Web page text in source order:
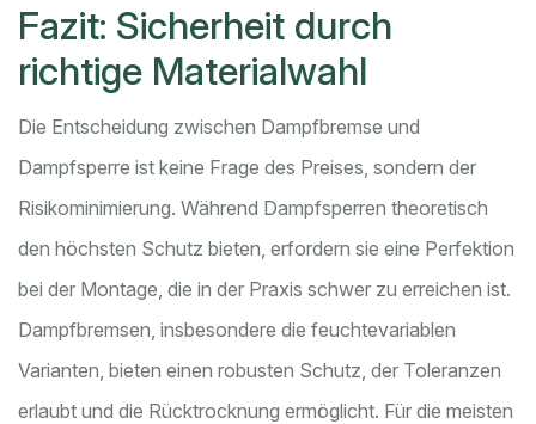
Fazit: Sicherheit durch
richtige Materialwahl
Die Entscheidung zwischen Dampfbremse und
Dampfsperre ist keine Frage des Preises, sondern der
Risikominimierung. Während Dampfsperren theoretisch
den höchsten Schutz bieten, erfordern sie eine Perfektion
bei der Montage, die in der Praxis schwer zu erreichen ist.
Dampfbremsen, insbesondere die feuchtevariablen
Varianten, bieten einen robusten Schutz, der Toleranzen
erlaubt und die Rücktrocknung ermöglicht. Für die meisten